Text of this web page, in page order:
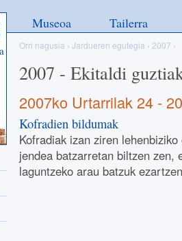
Orri nagusia › Jardueren egutegia › 2007 ›
2007 - Ekitaldi
2007ko Urtarrilak 24 -
Kofradien bildumak
Kofradiak izan ziren
jendea batzarretan biltzen zen,
laguntzeko arau batzuk
Museoa Tailerra